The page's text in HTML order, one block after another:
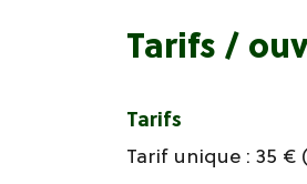
Tarifs /
Tarifs
Tarif unique : 35 €